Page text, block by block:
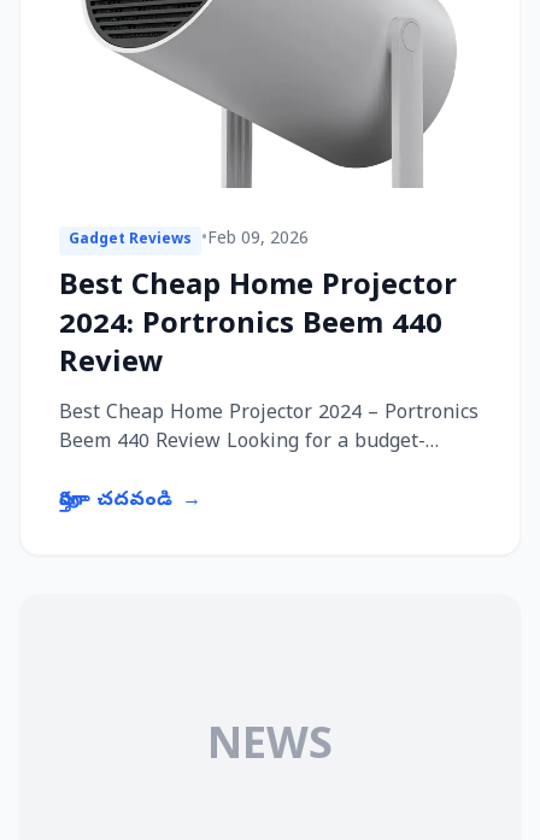
Gadget Reviews •Feb 09, 2026
Best Cheap Home Projector
2024: Portronics Beem 440
Review
Best Cheap Home Projector 2024 – Portronics
Beem 440 Review Looking for a budget-
delivers? Meet the Po...
పూర్తిగా చదవండి →
NEWS